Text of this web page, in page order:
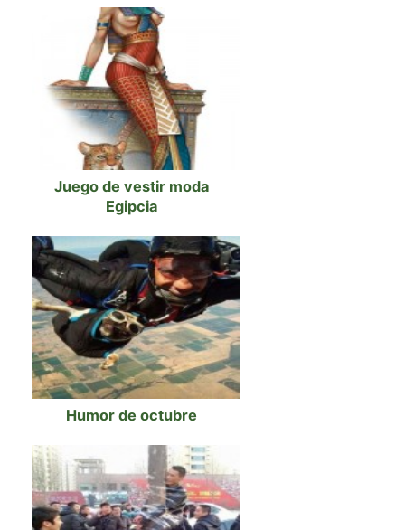
Juego de vestir moda
Egipcia
Humor de octubre